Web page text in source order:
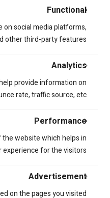
Functional
social media platforms,
other third-party features.
Analytics
provide information on
rate, traffic source, etc.
Performance
website which helps in
for the visitors.
Advertisement
on the pages you visited